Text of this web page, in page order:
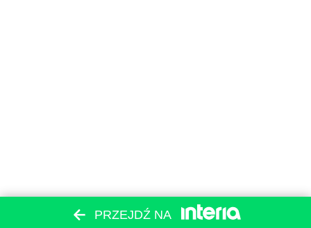
PRZEJDŹ NA